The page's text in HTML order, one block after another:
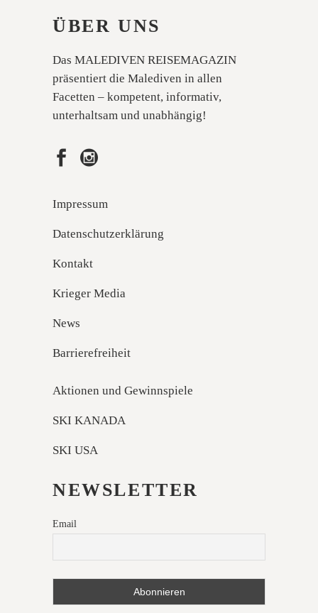
ÜBER UNS
Das MALEDIVEN REISEMAGAZIN
präsentiert die Malediven in allen
Facetten – kompetent, informativ,
unterhaltsam und unabhängig!
Impressum
Datenschutzerklärung
Kontakt
Krieger Media
News
Barrierefreiheit
Aktionen und Gewinnspiele
SKI KANADA
SKI USA
NEWSLETTER
Email